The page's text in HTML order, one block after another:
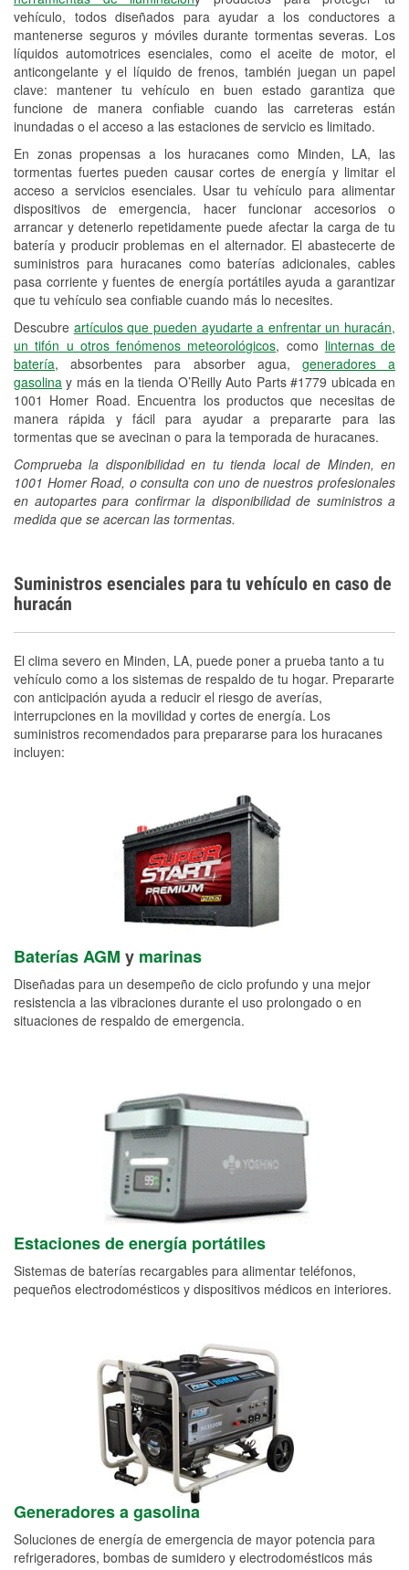
vehículo, todos diseñados para ayudar a los conductores a
mantenerse seguros y móviles durante tormentas severas. Los
líquidos automotrices esenciales, como el aceite de motor, el
anticongelante y el líquido de frenos, también juegan un papel
clave: mantener tu vehículo en buen estado garantiza que
funcione de manera confiable cuando las carreteras están
inundadas o el acceso a las estaciones de servicio es limitado.
En zonas propensas a los huracanes como Minden, LA, las
tormentas fuertes pueden causar cortes de energía y limitar el
acceso a servicios esenciales. Usar tu vehículo para alimentar
dispositivos de emergencia, hacer funcionar accesorios o
arrancar y detenerlo repetidamente puede afectar la carga de tu
batería y producir problemas en el alternador. El abastecerte de
suministros para huracanes como baterías adicionales, cables
pasa corriente y fuentes de energía portátiles ayuda a garantizar
que tu vehículo sea confiable cuando más lo necesites.
Descubre artículos que pueden ayudarte a enfrentar un huracán,
un tifón u otros fenómenos meteorológicos, como linternas de
batería, absorbentes para absorber agua, generadores a
gasolina y más en la tienda O’Reilly Auto Parts #1779 ubicada en
1001 Homer Road. Encuentra los productos que necesitas de
manera rápida y fácil para ayudar a prepararte para las
tormentas que se avecinan o para la temporada de huracanes.
Comprueba la disponibilidad en tu tienda local de Minden, en
1001 Homer Road, o consulta con uno de nuestros profesionales
en autopartes para confirmar la disponibilidad de suministros a
medida que se acercan las tormentas.
Instalación de limpiaparabrisas
Programa de Préstamo de
Herramientas
Rectificación de tambores y discos de
freno
Mangueras hidráulicas a la medida
Hurricane Supplies
Tornado Supplies
Conoce más
Suministros esenciales para tu vehículo en caso de
huracán
El clima severo en Minden, LA, puede poner a prueba tanto a tu
vehículo como a los sistemas de respaldo de tu hogar. Prepararte
con anticipación ayuda a reducir el riesgo de averías,
interrupciones en la movilidad y cortes de energía. Los
suministros recomendados para prepararse para los huracanes
incluyen:
Baterías AGM y marinas
Diseñadas para un desempeño de ciclo profundo y una mejor
resistencia a las vibraciones durante el uso prolongado o en
situaciones de respaldo de emergencia.
Estaciones de energía portátiles
Sistemas de baterías recargables para alimentar teléfonos,
pequeños electrodomésticos y dispositivos médicos en interiores.
Generadores a gasolina
Soluciones de energía de emergencia de mayor potencia para
refrigeradores, bombas de sumidero y electrodomésticos más